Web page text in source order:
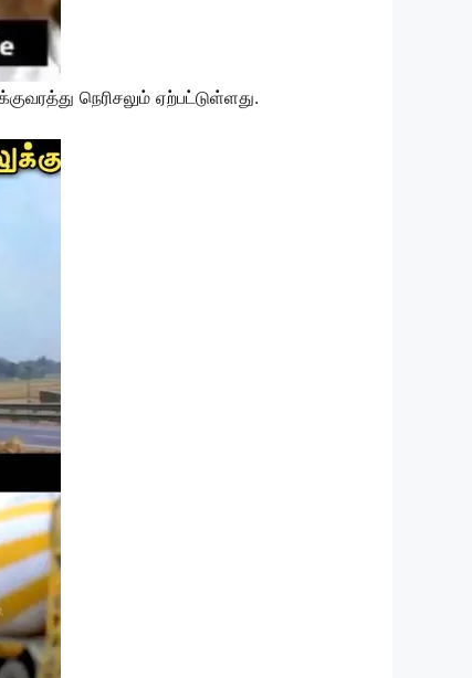
நெரிசலும் ஏற்பட்டுள்ளது.